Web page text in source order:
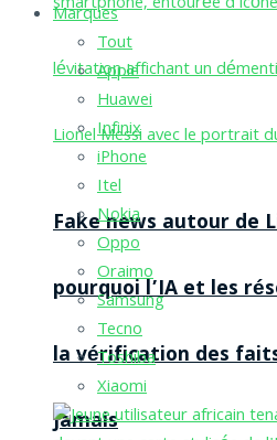
Fake news autour de
pourquoi l’IA et les
la vérification des
jamais
Marques
Tout
Apple
Huawei
Infinix
iPhone
Itel
Nokia
Oppo
Oraimo
Samsung
Tecno
Toshiba
Xiaomi